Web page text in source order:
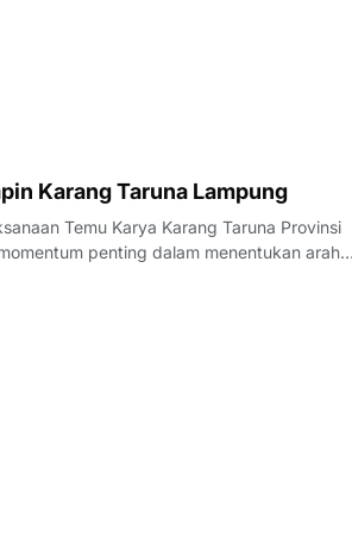
Karang Taruna Lampung
Temu Karya Karang Taruna Provinsi
penting dalam menentukan arah
ke depan. Di tengah dinamika tersebut,